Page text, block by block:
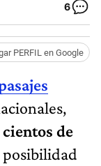
6
PERFIL en Google
cientos de